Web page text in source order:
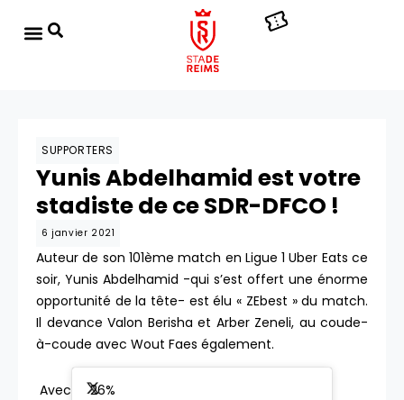
SUPPORTERS
Yunis Abdelhamid est votre
stadiste de ce SDR-DFCO !
6 janvier 2021
Auteur de son 101ème match en Ligue 1 Uber Eats ce
soir, Yunis Abdelhamid -qui s’est offert une énorme
opportunité de la tête- est élu « ZEbest » du match.
Il devance Valon Berisha et Arber Zeneli, au coude-
à-coude avec Wout Faes également.
Avec 26%